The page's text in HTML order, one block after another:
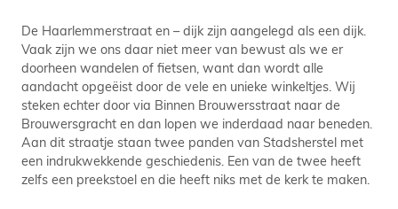
De Haarlemmerstraat en – dijk zijn aangelegd als een dijk.
Vaak zijn we ons daar niet meer van bewust als we er
doorheen wandelen of fietsen, want dan wordt alle
aandacht opgeëist door de vele en unieke winkeltjes. Wij
steken echter door via Binnen Brouwersstraat naar de
Brouwersgracht en dan lopen we inderdaad naar beneden.
Aan dit straatje staan twee panden van Stadsherstel met
een indrukwekkende geschiedenis. Een van de twee heeft
zelfs een preekstoel en die heeft niks met de kerk te maken.